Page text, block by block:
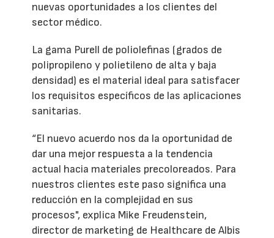
nuevas oportunidades a los clientes del
sector médico.
La gama Purell de poliolefinas (grados de
polipropileno y polietileno de alta y baja
densidad) es el material ideal para satisfacer
los requisitos específicos de las aplicaciones
sanitarias.
“El nuevo acuerdo nos da la oportunidad de
dar una mejor respuesta a la tendencia
actual hacia materiales precoloreados. Para
nuestros clientes este paso significa una
reducción en la complejidad en sus
procesos", explica Mike Freudenstein,
director de marketing de Healthcare de Albis